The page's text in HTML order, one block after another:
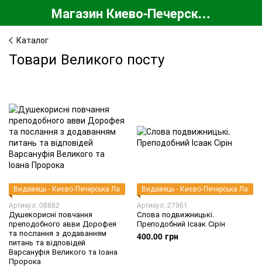
Магазин Киево-Печерской Лавры
Каталог
Товари Великого посту
Видавець - Києво-Печерська Лавра
Артикул: 08882
Душекорисні повчання
преподобного авви Дорофея
та послання з додаванням
питань та відповідей
Варсануфія Великого та Іоана
Пророка
Видавець - Києво-Печерська Лавра
Артикул: 27961
Слова подвижницькі.
Преподобний Ісаак Сірін
400.00 грн